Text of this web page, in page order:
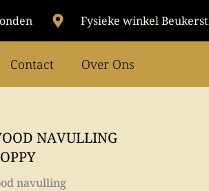
Fysieke winkel
Contact Over Ons
NAVULLING
navulling